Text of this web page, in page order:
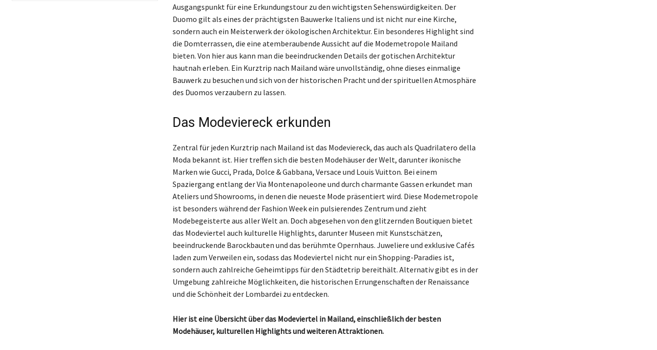
Ausgangspunkt für eine Erkundungstour zu den wichtigsten Sehenswürdigkeiten. Der
Duomo gilt als eines der prächtigsten Bauwerke Italiens und ist nicht nur eine Kirche,
sondern auch ein Meisterwerk der ökologischen Architektur. Ein besonderes Highlight sind
die Domterrassen, die eine atemberaubende Aussicht auf die Modemetropole Mailand
bieten. Von hier aus kann man die beeindruckenden Details der gotischen Architektur
hautnah erleben. Ein Kurztrip nach Mailand wäre unvollständig, ohne dieses einmalige
Bauwerk zu besuchen und sich von der historischen Pracht und der spirituellen Atmosphäre
des Duomos verzaubern zu lassen.
Das Modeviereck erkunden
Zentral für jeden Kurztrip nach Mailand ist das Modeviereck, das auch als Quadrilatero della
Moda bekannt ist. Hier treffen sich die besten Modehäuser der Welt, darunter ikonische
Marken wie Gucci, Prada, Dolce & Gabbana, Versace und Louis Vuitton. Bei einem
Spaziergang entlang der Via Montenapoleone und durch charmante Gassen erkundet man
Ateliers und Showrooms, in denen die neueste Mode präsentiert wird. Diese Modemetropole
ist besonders während der Fashion Week ein pulsierendes Zentrum und zieht
Modebegeisterte aus aller Welt an. Doch abgesehen von den glitzernden Boutiquen bietet
das Modeviertel auch kulturelle Highlights, darunter Museen mit Kunstschätzen,
beeindruckende Barockbauten und das berühmte Opernhaus. Juweliere und exklusive Cafés
laden zum Verweilen ein, sodass das Modeviertel nicht nur ein Shopping-Paradies ist,
sondern auch zahlreiche Geheimtipps für den Städtetrip bereithält. Alternativ gibt es in der
Umgebung zahlreiche Möglichkeiten, die historischen Errungenschaften der Renaissance
und die Schönheit der Lombardei zu entdecken.
Hier ist eine Übersicht über das Modeviertel in Mailand, einschließlich der besten
Modehäuser, kulturellen Highlights und weiteren Attraktionen.